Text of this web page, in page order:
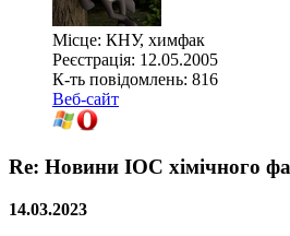
Місце: КНУ, химфак
Реєстрація: 12.05.2005
К-ть повідомлень: 816
Веб-сайт
Re: Новини ІОС хімічного
14.03.2023